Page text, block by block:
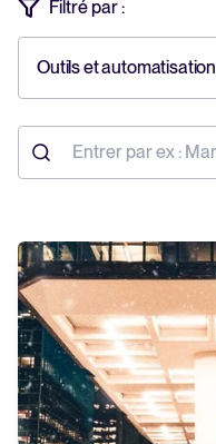
Tellent Recruitee
EN VEDETTE
Rapport
En savoir
Filtré par :
Outils et automatisation